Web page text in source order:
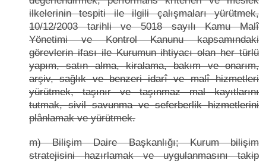
ilkelerinin tespiti ile ilgili çalışmaları yürütmek,
10/12/2003 tarihli ve 5018 sayılı Kamu Malî
Yönetimi ve Kontrol Kanunu kapsamındaki
görevlerin ifası ile Kurumun ihtiyacı olan her türlü
yapım, satın alma, kiralama, bakım ve onarım,
arşiv, sağlık ve benzeri idarî ve malî hizmetleri
yürütmek, taşınır ve taşınmaz mal kayıtlarını
tutmak, sivil savunma ve seferberlik hizmetlerini
plânlamak ve yürütmek.
m) Bilişim Daire Başkanlığı; Kurum bilişim
stratejisini hazırlamak ve uygulanmasını takip